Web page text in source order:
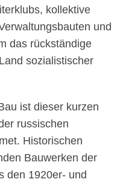
kollektive
und
das rückständige
sozialistischer
ist dieser kurzen
russischen
Historischen
Bauwerken der
den 1920er- und